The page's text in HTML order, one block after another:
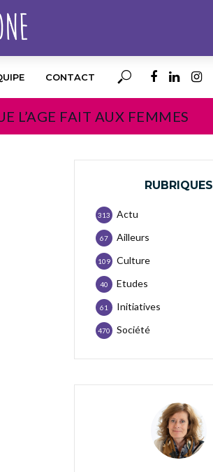
CONTACT
L’AGE FAIT AUX FEMMES
RUBRIQUES
Actu
313
Ailleurs
67
Culture
109
Etudes
40
Initiatives
61
Société
470